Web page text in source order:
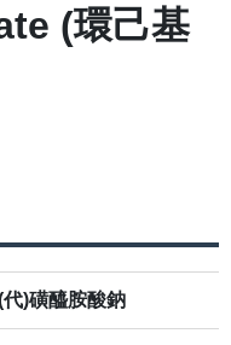
(環己基
)磺醯胺酸鈉